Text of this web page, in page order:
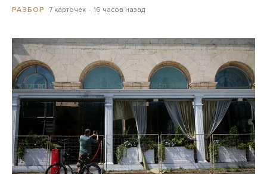
РАЗБОР 7 карточек 16 часов назад